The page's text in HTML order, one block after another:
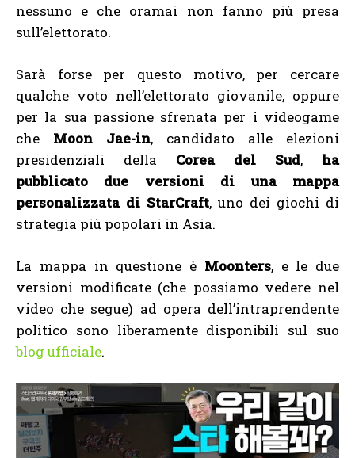
nessuno e che oramai non fanno più presa
sull’elettorato.
Sarà forse per questo motivo, per cercare
qualche voto nell’elettorato giovanile, oppure
per la sua passione sfrenata per i videogame
che Moon Jae-in, candidato alle elezioni
presidenziali della Corea del Sud, ha
pubblicato due versioni di una mappa
personalizzata di StarCraft, uno dei giochi di
strategia più popolari in Asia.
La mappa in questione è Moonters, e le due
versioni modificate (che possiamo vedere nel
video che segue) ad opera dell’intraprendente
politico sono liberamente disponibili sul suo
blog ufficiale.